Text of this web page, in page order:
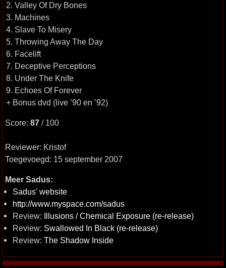
2. Valley Of Dry Bones
3. Machines
4. Slave To Misery
5. Throwing Away The Day
6. Facelift
7. Deceptive Perceptions
8. Under The Knife
9. Echoes Of Forever
+ Bonus dvd (live ’90 en ’92)
Score: 87 / 100
Reviewer: Kristof
Toegevoegd: 15 september 2007
Meer Sadus:
Sadus' website
http://www.myspace.com/sadus
Review: Illusions / Chemical Exposure (re-release)
Review: Swallowed In Black (re-release)
Review: The Shadow Inside